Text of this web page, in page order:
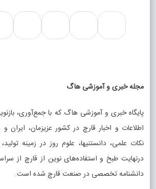
مجله خبری و آموزشی هاگ
پایگاه خبری و آموزشی هاگ که با جمع‌آوری،
اطلاعات و اخبار قارچ در کشور عزیزمان، ایران و
نکات علمی، دانستنیها، علوم روز در زمینه تولید،
درنهایت طبخ و استفاده‌های نوین از قارچ از
دانشنامه تخصصی در صنعت قارچ شده است.